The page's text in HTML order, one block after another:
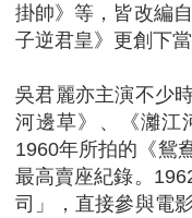
掛帥》等，皆改編
子逆君皇》更創下
吳君麗亦主演不少
河邊草》、《灕江
1960年所拍的《鴛
最高賣座紀錄。
司」，直接參與電